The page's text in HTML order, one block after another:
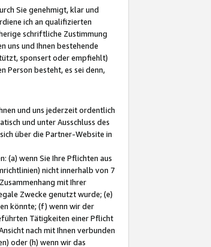
Sie genehmigt, klar und
ich an qualifizierten
schriftliche Zustimmung
uns und Ihnen bestehende
sponsert oder empfiehlt)
Person besteht, es sei denn,
und uns jederzeit ordentlich
und unter Ausschluss des
über die Partner-Website in
(a) wenn Sie Ihre Pflichten aus
nicht innerhalb von 7
mit Ihrer
Zwecke genutzt wurde; (e)
könnte; (f) wenn wir der
Tätigkeiten einer Pflicht
nach mit Ihnen verbunden
oder (h) wenn wir das